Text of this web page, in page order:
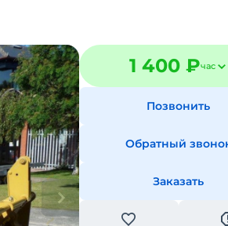
1 400 ₽час
Позвонить
Обратный
Заказать